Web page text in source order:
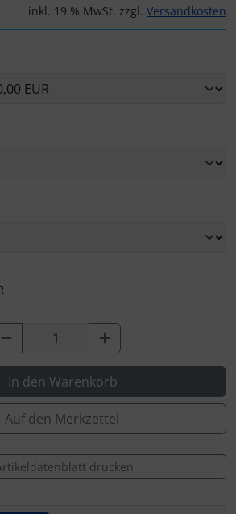
inkl. 19 % MwSt. zzgl. Versandkosten
In den Warenkorb
Auf den Merkzettel
drucken